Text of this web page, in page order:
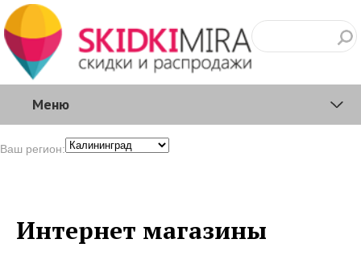
Меню
Ваш регион:
Интернет магазины